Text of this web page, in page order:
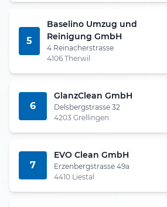
5
Baselino Umzug und
Reinigung GmbH
4 Reinacherstrasse
4106 Therwil
6
GlanzClean GmbH
Delsbergstrasse 32
4203 Grellingen
7
EVO Clean GmbH
Erzenbergstrasse 49a
4410 Liestal